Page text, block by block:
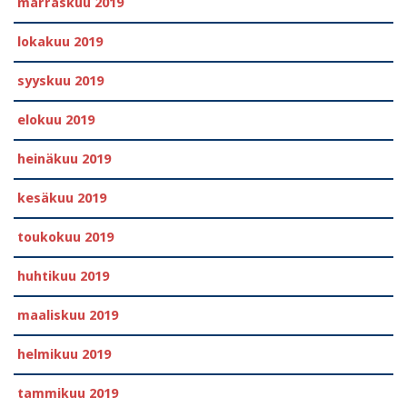
lokakuu 2019
syyskuu 2019
elokuu 2019
heinäkuu 2019
kesäkuu 2019
toukokuu 2019
huhtikuu 2019
maaliskuu 2019
helmikuu 2019
tammikuu 2019